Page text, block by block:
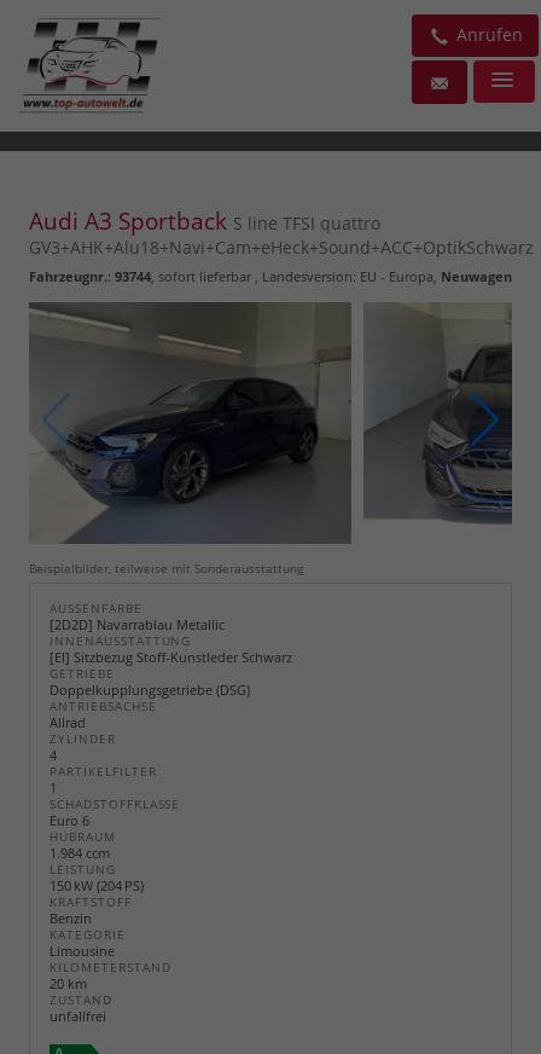
Anrufen
Audi A3 Sportback S line TFSI quattro
GV3+AHK+Alu18+Navi+Cam+eHeck+Sound+ACC+OptikSchwarz
Fahrzeugnr.: 93744 sofort lieferbar , Landesversion: EU - Europa, Neuwagen
Beispielbilder, teilweise mit Sonderausstattung
AUSSENFARBE
[2D2D] Navarrablau Metallic
INNENAUSSTATTUNG
[EI] Sitzbezug Stoff-Kunstleder Schwarz
GETRIEBE
Doppelkupplungsgetriebe (DSG)
ANTRIEBSACHSE
Allrad
ZYLINDER
4
PARTIKELFILTER
1
SCHADSTOFFKLASSE
Euro 6
HUBRAUM
1.984 ccm
LEISTUNG
150 kW (204 PS)
KRAFTSTOFF
Benzin
KATEGORIE
Limousine
KILOMETERSTAND
20 km
ZUSTAND
unfallfrei